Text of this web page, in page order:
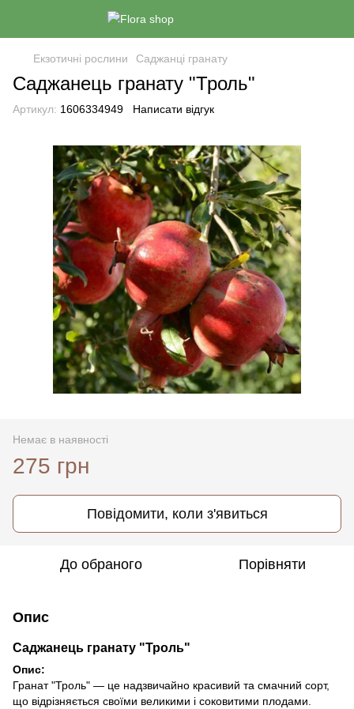
Екзотичні рослини Саджанці гранату
Саджанець гранату "Троль"
Артикул: 1606334949 Написати відгук
Немає в наявності
275 грн
Повідомити, коли з'явиться
До обраного Порівняти
Опис
Саджанець гранату "Троль"
Опис:
Гранат "Троль" — це надзвичайно красивий та смачний сорт,
що відрізняється своїми великими і соковитими плодами.